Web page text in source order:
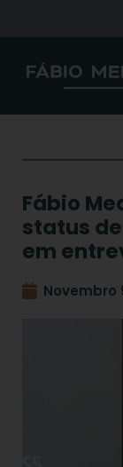
Fábio
status
em
Novembro